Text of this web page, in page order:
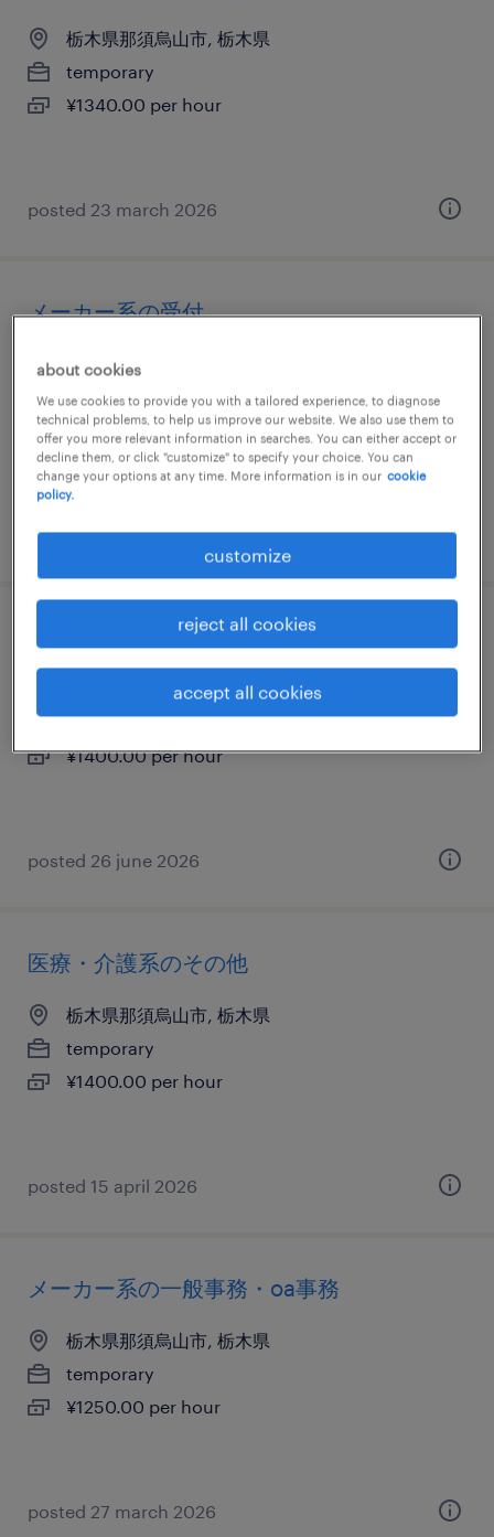
栃木県那須烏山市, 栃木県
temporary
¥1340.00 per hour
posted 23 march 2026
メーカー系の受付
栃木県那須烏山市, 栃木県
temporary
¥1400.00 per hour
posted 23 june 2026
化学・素材のフォークリフト
栃木県那須烏山市, 栃木県
temporary
¥1400.00 per hour
posted 26 june 2026
医療・介護系のその他
栃木県那須烏山市, 栃木県
temporary
¥1400.00 per hour
posted 15 april 2026
メーカー系の一般事務・oa事務
栃木県那須烏山市, 栃木県
temporary
¥1250.00 per hour
posted 27 march 2026
about cookies
We use cookies to provide you with a tailored experience, to diagnose
technical problems, to help us improve our website. We also use them to
offer you more relevant information in searches. You can either accept or
decline them, or click "customize" to specify your choice. You can
change your options at any time. More information is in our cookie
policy.
customize
reject all cookies
accept all cookies